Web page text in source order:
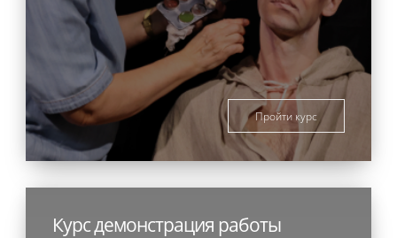
Пройти курс
Курс демонстрация работы